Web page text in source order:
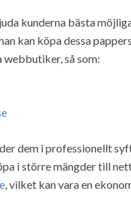
kunderna bästa
kan köpa dessa
webbutiker, så som:
dem i professionellt
i större mängder till
, vilket kan vara en